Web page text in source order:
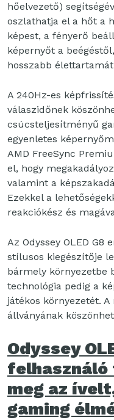
hőelvezető)
oszlathatja el a hőt a
képest, a fényerő
képernyőt a
hosszabb
A 240Hz-es
válaszidőnek
csúcsteljesítményű
egyenletes
AMD FreeSync
el, hogy
valamint a
Ezekkel a
reakciókész és
Az Odyssey OLED
stílusos kiegészítője
bármely környezetbe
technológia pedig a
játékos környezetét.
állványának
Odyssey
meg az
gaming